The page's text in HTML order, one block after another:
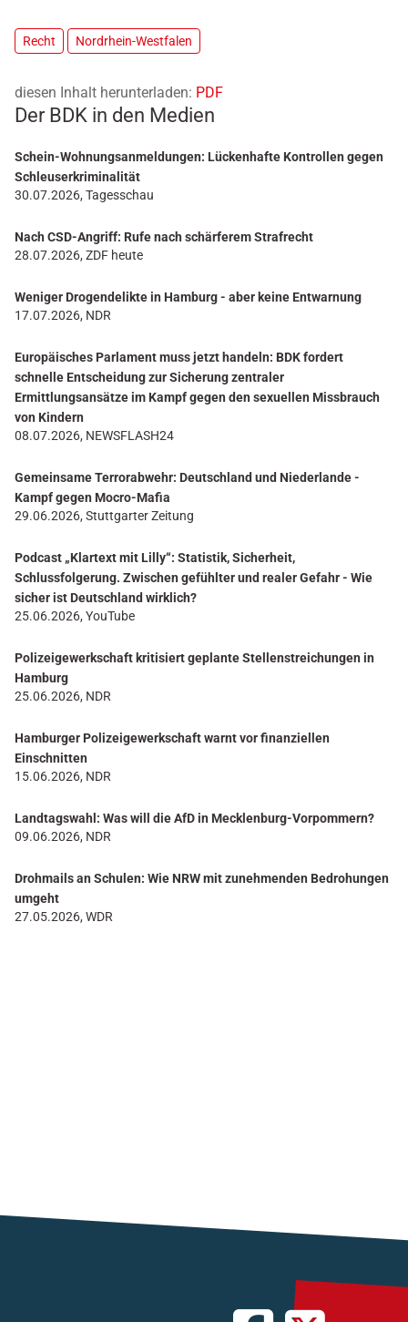
Recht Nordrhein-Westfalen
diesen Inhalt herunterladen: PDF
Der BDK in den Medien
Schein-Wohnungsanmeldungen: Lückenhafte Kontrollen gegen
Schleuserkriminalität
30.07.2026, Tagesschau
Nach CSD-Angriff: Rufe nach schärferem Strafrecht
28.07.2026, ZDF heute
Weniger Drogendelikte in Hamburg - aber keine Entwarnung
17.07.2026, NDR
Europäisches Parlament muss jetzt handeln: BDK fordert
schnelle Entscheidung zur Sicherung zentraler
Ermittlungsansätze im Kampf gegen den sexuellen Missbrauch
von Kindern
08.07.2026, NEWSFLASH24
Gemeinsame Terrorabwehr: Deutschland und Niederlande -
Kampf gegen Mocro-Mafia
29.06.2026, Stuttgarter Zeitung
Podcast „Klartext mit Lilly“: Statistik, Sicherheit,
Schlussfolgerung. Zwischen gefühlter und realer Gefahr - Wie
sicher ist Deutschland wirklich?
25.06.2026, YouTube
Polizeigewerkschaft kritisiert geplante Stellenstreichungen in
Hamburg
25.06.2026, NDR
Hamburger Polizeigewerkschaft warnt vor finanziellen
Einschnitten
15.06.2026, NDR
Landtagswahl: Was will die AfD in Mecklenburg-Vorpommern?
09.06.2026, NDR
Drohmails an Schulen: Wie NRW mit zunehmenden Bedrohungen
umgeht
27.05.2026, WDR